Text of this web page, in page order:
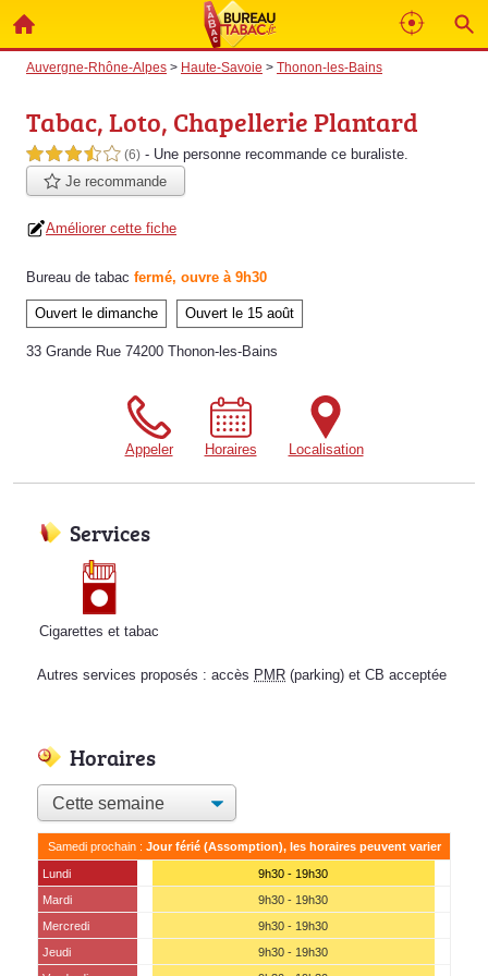
Auvergne-Rhône-Alpes > Haute-Savoie > Thonon-les-Bains
Tabac, Loto, Chapellerie Plantard
3,5 étoiles sur 5 (6) - Une personne recommande ce buraliste.
Je recommande
Améliorer cette fiche
Bureau de tabac fermé, ouvre à 9h30
Ouvert le dimanche Ouvert le 15 août
33 Grande Rue 74200 Thonon-les-Bains
Appeler Horaires Localisation
Services
Cigarettes et tabac
Autres services proposés : accès PMR (parking) et CB acceptée
Horaires
Samedi prochain : Jour férié (Assomption), les horaires peuvent varier
Lundi
9h30 - 19h30
Mardi
9h30 - 19h30
Mercredi
9h30 - 19h30
Jeudi
9h30 - 19h30